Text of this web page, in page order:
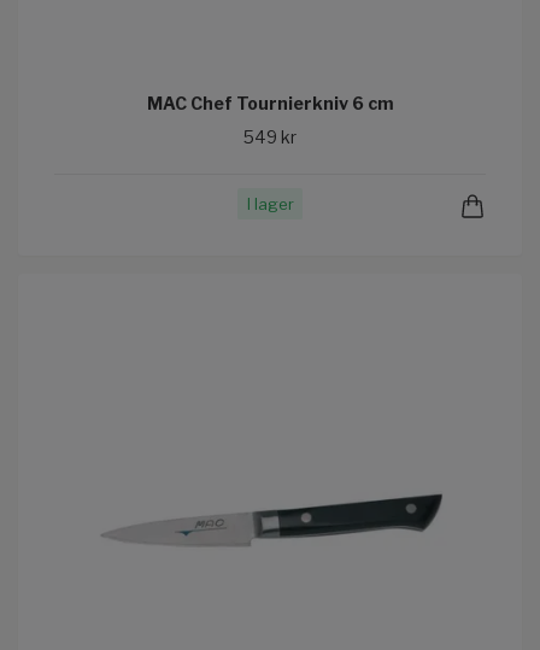
MAC Chef Tournierkniv 6 cm
549 kr
I lager